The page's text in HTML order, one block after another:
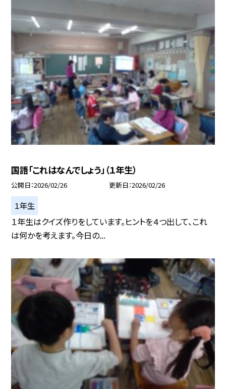
国語「これはなんでしょう」（１年生）
公開日 2026/02/26 更新日 2026/02/26
１年生
１年生はクイズ作りをしています。ヒントを４つ出して、これ
は何かを考えます。今日の...